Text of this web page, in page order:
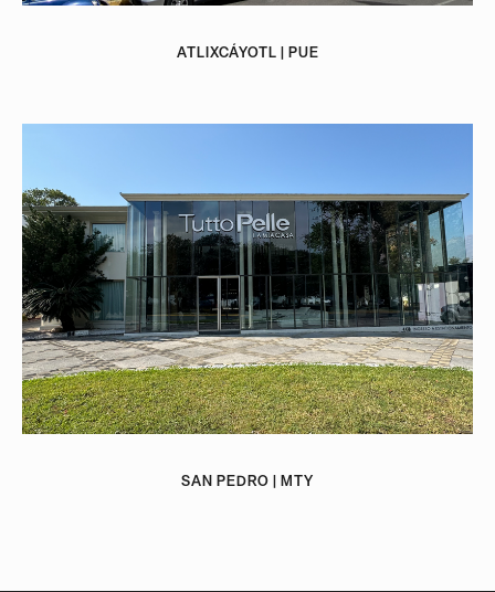
ATLIXCÁYOTL | PUE
SAN PEDRO | MTY